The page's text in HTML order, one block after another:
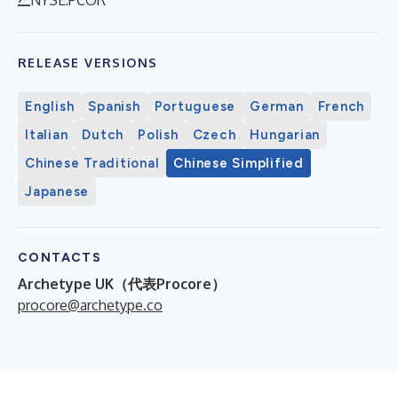
RELEASE VERSIONS
English Spanish Portuguese German
French
Italian
Dutch Polish Czech
Hungarian
Chinese Traditional
Chinese Simplified
Japanese
CONTACTS
Archetype UK（代表Procore）
procore@archetype.co